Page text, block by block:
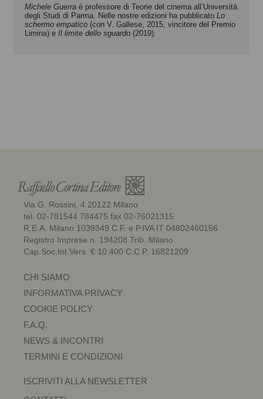
Michele Guerra è professore di Teorie del cinema all’Università
degli Studi di Parma. Nelle nostre edizioni ha pubblicato Lo
schermo empatico (con V. Gallese, 2015, vincitore del Premio
Limina) e Il limite dello sguardo (2019).
Via G. Rossini, 4 20122 Milano
tel. 02-781544 784475 fax 02-76021315
R.E.A. Milano 1039349 C.F. e P.IVA IT 04802460156
Registro Imprese n. 194208 Trib. Milano
Cap.Soc.Int.Vers. € 10.400 C.C.P. 16821209
CHI SIAMO
INFORMATIVA PRIVACY
COOKIE POLICY
F.A.Q.
NEWS & INCONTRI
TERMINI E CONDIZIONI
ISCRIVITI ALLA NEWSLETTER